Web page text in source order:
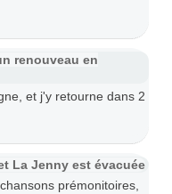
renouveau en
et j'y retourne dans 2
La Jenny est évacuée
prémonitoires,